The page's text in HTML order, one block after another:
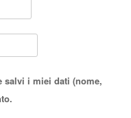
salvi i miei dati (nome,